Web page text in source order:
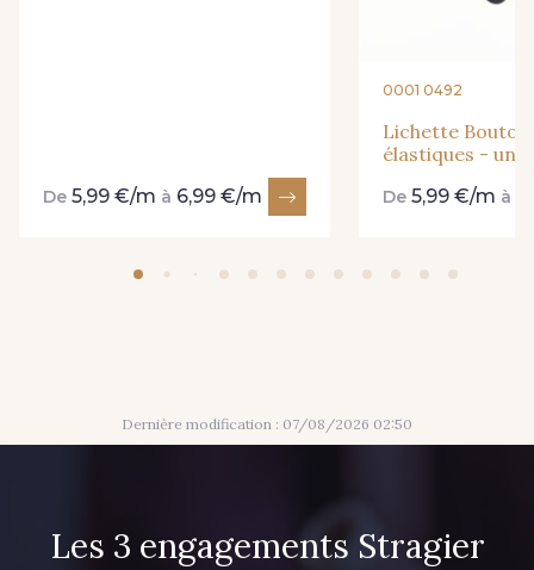
44 - Bleu cendré
45 - Vert Pomme 46 - Beige taupé
47 - Gris Perle
De 5,99 €/m à 6,99 €/m
0001 0492
Lichette
élastiques - uni
De5,99 €/m à
Dernière modification : 07/08/2026 02:50
Les 3 engagements Stragier